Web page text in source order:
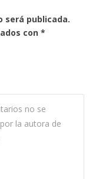
será publicada.
con *